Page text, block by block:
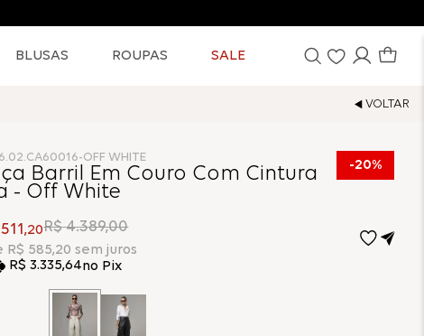
BLUSAS ROUPAS SALE
20%
OFF WHITE
Barril Em Couro Com Cintura
- Off White
511,20R$ 4.389,00
R$ 585,20 sem juros
R$ 3.335,64no Pix